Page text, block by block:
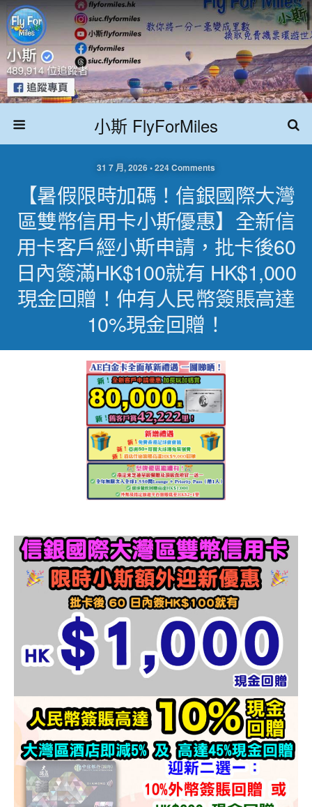
小斯 FlyForMiles
31 7 月, 2026 • 224 Comments
【暑假限時加碼！信銀國際大灣
區雙幣信用卡小斯優惠】全新信
用卡客戶經小斯申請，批卡後60
日內簽滿HK$100就有 HK$1,000
現金回贈！仲有人民幣簽賬高達
10%現金回贈！